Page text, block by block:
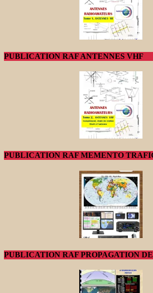
PUBLICATION RAF ANTENNES VHF
PUBLICATION RAF MEMENTO
PUBLICATION RAF PROPAGATION